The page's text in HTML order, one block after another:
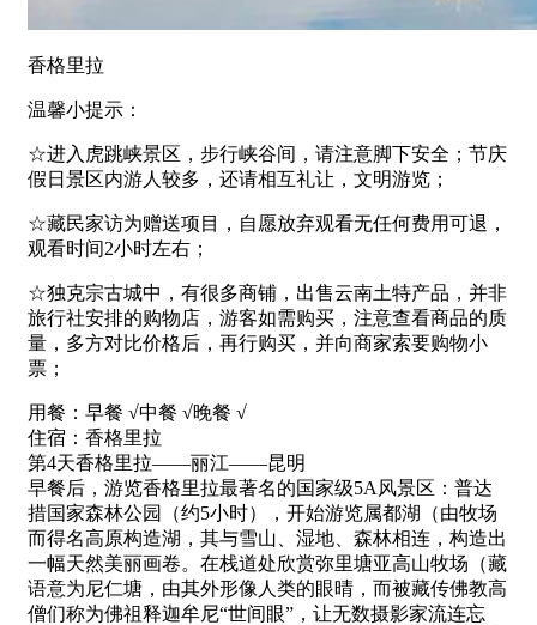
香格里拉
温馨小提示：
☆进入虎跳峡景区，步行峡谷间，请注意脚下安全；节庆
假日景区内游人较多，还请相互礼让，文明游览；
☆藏民家访为赠送项目，自愿放弃观看无任何费用可退，
观看时间2小时左右；
☆独克宗古城中，有很多商铺，出售云南土特产品，并非
旅行社安排的购物店，游客如需购买，注意查看商品的质
量，多方对比价格后，再行购买，并向商家索要购物小
票；
用餐：早餐 √中餐 √晚餐 √
住宿：香格里拉
第4天香格里拉——丽江——昆明
早餐后，游览香格里拉最著名的国家级5A风景区：普达
措国家森林公园（约5小时），开始游览属都湖（由牧场
而得名高原构造湖，其与雪山、湿地、森林相连，构造出
一幅天然美丽画卷。在栈道处欣赏弥里塘亚高山牧场（藏
语意为尼仁塘，由其外形像人类的眼晴，而被藏传佛教高
僧们称为佛祖释迦牟尼“世间眼”，让无数摄影家流连忘